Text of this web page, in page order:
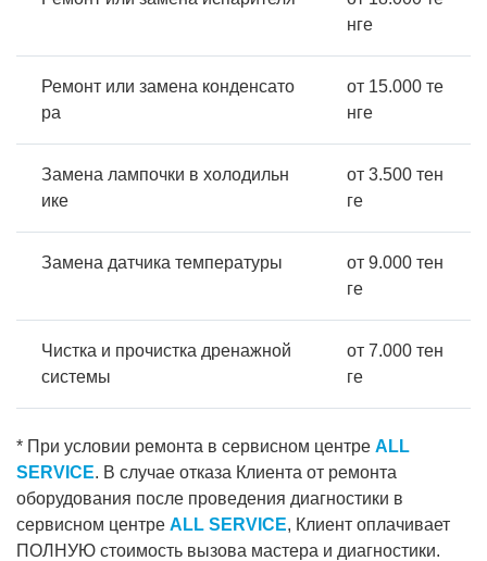
нге
Ремонт или замена конденсато
ра
от 15.000 те
нге
Замена лампочки в холодильн
ике
от 3.500 тен
ге
Замена датчика температуры
от 9.000 тен
ге
Чистка и прочистка дренажной
системы
от 7.000 тен
ге
* При условии ремонта в сервисном центре ALL
SERVICE. В случае отказа Клиента от ремонта
оборудования после проведения диагностики в
сервисном центре ALL SERVICE, Клиент оплачивает
ПОЛНУЮ стоимость вызова мастера и диагностики.